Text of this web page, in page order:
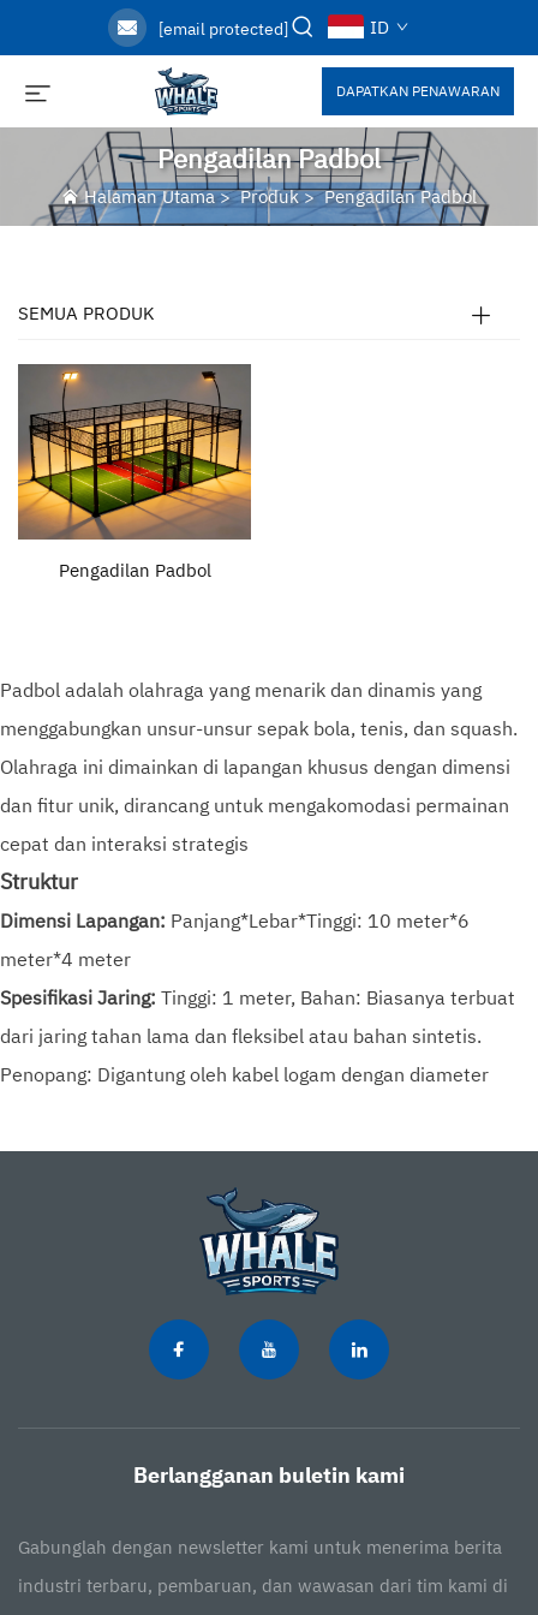
[email protected] ID
DAPATKAN PENAWARAN
Pengadilan Padbol
Halaman Utama>Produk>Pengadilan Padbol
SEMUA PRODUK
Pengadilan Padbol
Padbol adalah olahraga yang menarik dan dinamis yang
menggabungkan unsur-unsur sepak bola, tenis, dan squash.
Olahraga ini dimainkan di lapangan khusus dengan dimensi
dan fitur unik, dirancang untuk mengakomodasi permainan
cepat dan interaksi strategis
Struktur
Dimensi Lapangan: Panjang*Lebar*Tinggi: 10 meter*6
meter*4 meter
Spesifikasi Jaring: Tinggi: 1 meter, Bahan: Biasanya terbuat
dari jaring tahan lama dan fleksibel atau bahan sintetis.
Penopang: Digantung oleh kabel logam dengan diameter
Belakang: Tinggi 4 meter, biasanya terbuat dari kaca
tempered atau kawat logam yang diperkuat. Dinding Samping:
Tinggi 4 meter, dengan kombinasi kaca dan kawat logam.
Bagian kaca biasanya membentang hingga 3 meter dari
dari kawat logam. Bahan: Kaca tempered untuk ketahanan
dan visibilitas; kawat logam untuk keselamatan dan pantulan
respons bola yang optimal dan kenyamanan pemain. Fitur:
Sifat penyerap kejut untuk mengurangi cedera akibat
Berlangganan buletin kami
Gabunglah dengan newsletter kami untuk menerima berita
industri terbaru, pembaruan, dan wawasan dari tim kami di